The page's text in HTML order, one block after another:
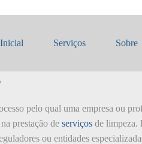
Serviços Sobre
de
pelo qual uma empresa ou
prestação de serviços de limpeza.
ou entidades